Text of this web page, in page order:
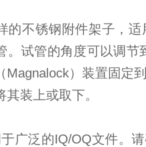
的不锈钢附件架子，
。试管的角度可以调节
Magnalock）装置固定
装上或取下。
广泛的IQ/OQ文件。